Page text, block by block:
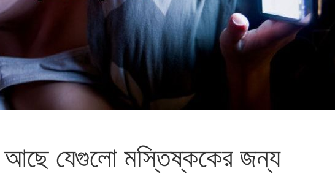
যেগুলো মস্তিষ্ককের জন্য